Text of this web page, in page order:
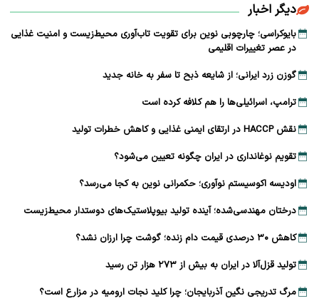
دیگر اخبار
بایوکراسی؛ چارچوبی نوین برای تقویت تاب‌آوری محیط‌زیست و امنیت غذایی
در عصر تغییرات اقلیمی
گوزن زرد ایرانی؛ از شایعه ذبح تا سفر به خانه جدید
ترامپ، اسرائیلی‌ها را هم کلافه کرده است
نقش HACCP در ارتقای ایمنی غذایی و کاهش خطرات تولید
تقویم نوغانداری در ایران چگونه تعیین می‌شود؟
اودیسه اکوسیستم نوآوری؛ حکمرانی نوین به کجا می‌رسد؟
درختان مهندسی‌شده؛ آینده تولید بیوپلاستیک‌های دوستدار محیط‌زیست
کاهش ۳۰ درصدی قیمت دام زنده؛ گوشت چرا ارزان نشد؟
تولید قزل‌آلا در ایران به بیش از ۲۷۳ هزار تن رسید
مرگ تدریجی نگین آذربایجان؛ چرا کلید نجات ارومیه در مزارع است؟